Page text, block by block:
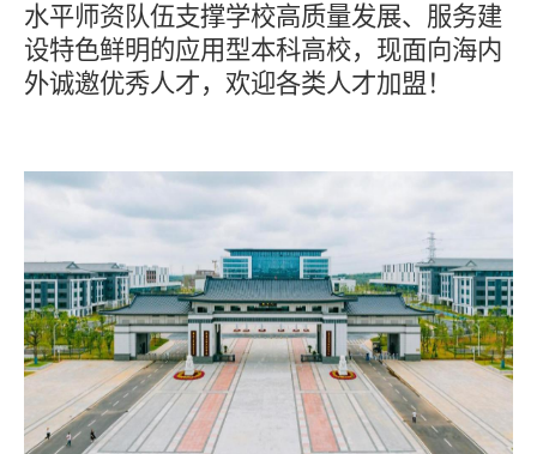
水平师资队伍支撑学校高质量发展、服务建
设特色鲜明的应用型本科高校，现面向海内
外诚邀优秀人才，欢迎各类人才加盟！